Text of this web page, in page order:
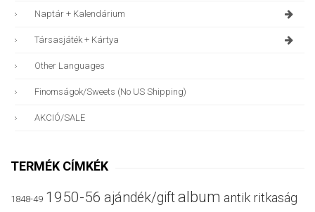
Naptár + Kalendárium
Társasjáték + Kártya
Other Languages
Finomságok/sweets (no US Shipping)
AKCIÓ/SALE
TERMÉK CÍMKÉK
1848-49 1950-56 ajándék/giftalbum antik ritkaság